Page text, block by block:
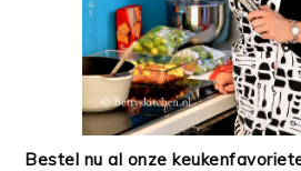
Bestel nu al onze